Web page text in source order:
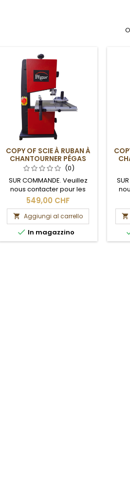
COPY OF SCIE À RUBAN À
CHANTOURNER PÉGAS
(0)
SUR COMMANDE. Veuillez
nous contacter pour les
délais de livraison et les
frais de port.
549,00 CHF
 Aggiungi al carrello
 In magazzino
